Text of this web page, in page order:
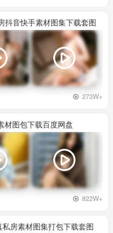
抖音快手素材图集下载套图
273W+
材图包下载百度网盘
822W+
房素材图集打包下载套图